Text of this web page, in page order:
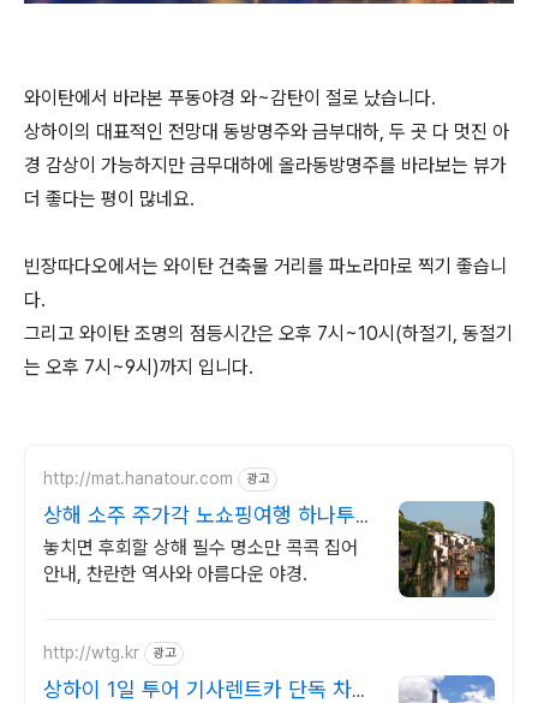
와이탄에서 바라본 푸동야경 와~감탄이 절로 났습니다.
상하이의 대표적인 전망대 동방명주와 금부대하, 두 곳 다 멋진 아
경 감상이 가능하지만 금무대하에 올라동방명주를 바라보는 뷰가
더 좋다는 평이 많네요.
빈장따다오에서는 와이탄 건축물 거리를 파노라마로 찍기 좋습니
다.
그리고 와이탄 조명의 점등시간은 오후 7시~10시(하절기, 동절기
는 오후 7시~9시)까지 입니다.
http://mat.hanatour.com 광고
상해 소주 주가각 노쇼핑여행 하나투어
공식인증예약센터
놓치면 후회할 상해 필수 명소만 콕콕 집어
안내, 찬란한 역사와 아름다운 야경.
http://wtg.kr 광고
상하이 1일 투어 기사렌트카 단독 차량